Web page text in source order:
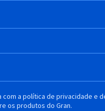
com a política de privacidade e
os produtos do Gran.